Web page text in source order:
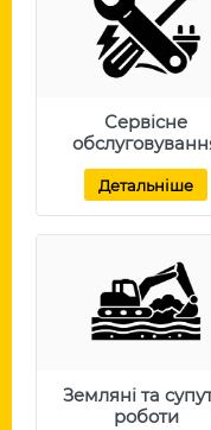
Сервісне
Детальніше
Земляні та
роботи